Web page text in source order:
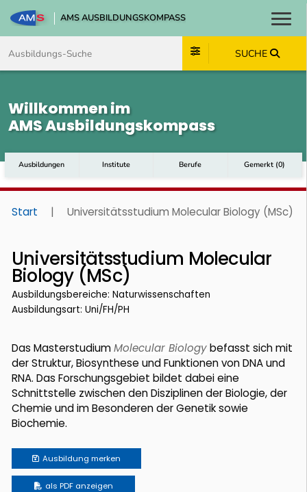
AMS AUSBILDUNGSKOMPASS
SUCHE
Willkommen im
AMS Ausbildungskompass
Ausbildungen Institute Berufe Gemerkt (0)
Start | Universitätsstudium Molecular Biology (MSc)
Universitätsstudium Molecular
Biology (MSc)
Ausbildungsbereiche: Naturwissenschaften
Ausbildungsart: Uni/FH/PH
Das MasterstudiumMolecular Biologybefasst sich mit
der Struktur, Biosynthese und Funktionen von DNA und
RNA. Das Forschungsgebiet bildet dabei eine
Schnittstelle zwischen den Disziplinen der Biologie, der
Chemie und im Besonderen der Genetik sowie
Biochemie.
Ausbildung merken
als PDF anzeigen